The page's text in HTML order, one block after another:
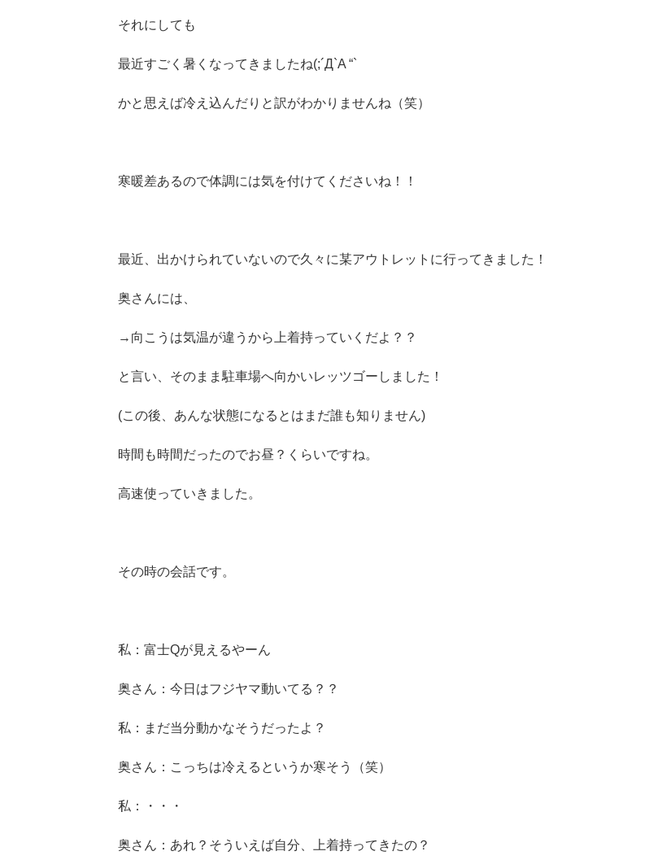
それにしても
最近すごく暑くなってきましたね(;´Д`A “`
かと思えば冷え込んだりと訳がわかりませんね（笑）
寒暖差あるので体調には気を付けてくださいね！！
最近、出かけられていないので久々に某アウトレットに行ってきました！
奥さんには、
→向こうは気温が違うから上着持っていくだよ？？
と言い、そのまま駐車場へ向かいレッツゴーしました！
(この後、あんな状態になるとはまだ誰も知りません)
時間も時間だったのでお昼？くらいですね。
高速使っていきました。
その時の会話です。
私：富士Qが見えるやーん
奥さん：今日はフジヤマ動いてる？？
私：まだ当分動かなそうだったよ？
奥さん：こっちは冷えるというか寒そう（笑）
私：・・・
奥さん：あれ？そういえば自分、上着持ってきたの？